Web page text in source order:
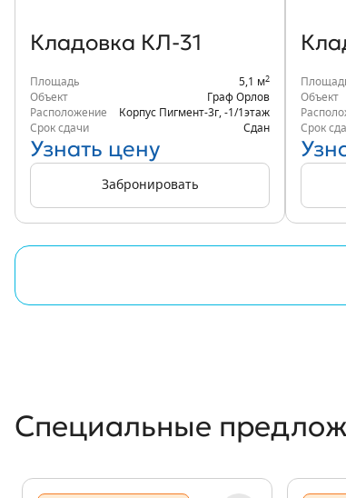
Кладовка КЛ-31
Площадь 5,1 м2
Объект
Граф Орлов
Расположение
Корпус Пигмент-3г -1/1 этаж
Срок сдачи
Сдан
Узнать цену
Забронировать
Объект
Срок
Специальные